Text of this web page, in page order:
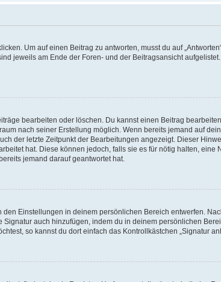
Um auf einen Beitrag zu antworten, musst du auf
jeweils am Ende der Foren- und der Beitragsansicht aufgelistet.
bearbeiten oder löschen. Du kannst einen Beitrag
nach seiner Erstellung möglich. Wenn bereits jemand auf
der letzte Zeitpunkt der Bearbeitungen angezeigt. Dieser
hat. Diese können jedoch, falls sie es für nötig halten, eine
jemand darauf geantwortet hat.
Einstellungen in deinem persönlichen Bereich entwerfen.
auch hinzufügen, indem du in deinem persönlichen
so kannst du dort einfach das Kontrollkästchen „Signatur